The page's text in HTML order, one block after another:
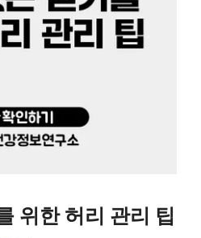
위한 허리 관리 팁